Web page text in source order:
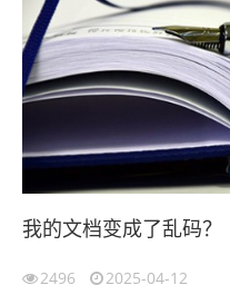
我的文档变成了乱码？
2496 2025-04-12